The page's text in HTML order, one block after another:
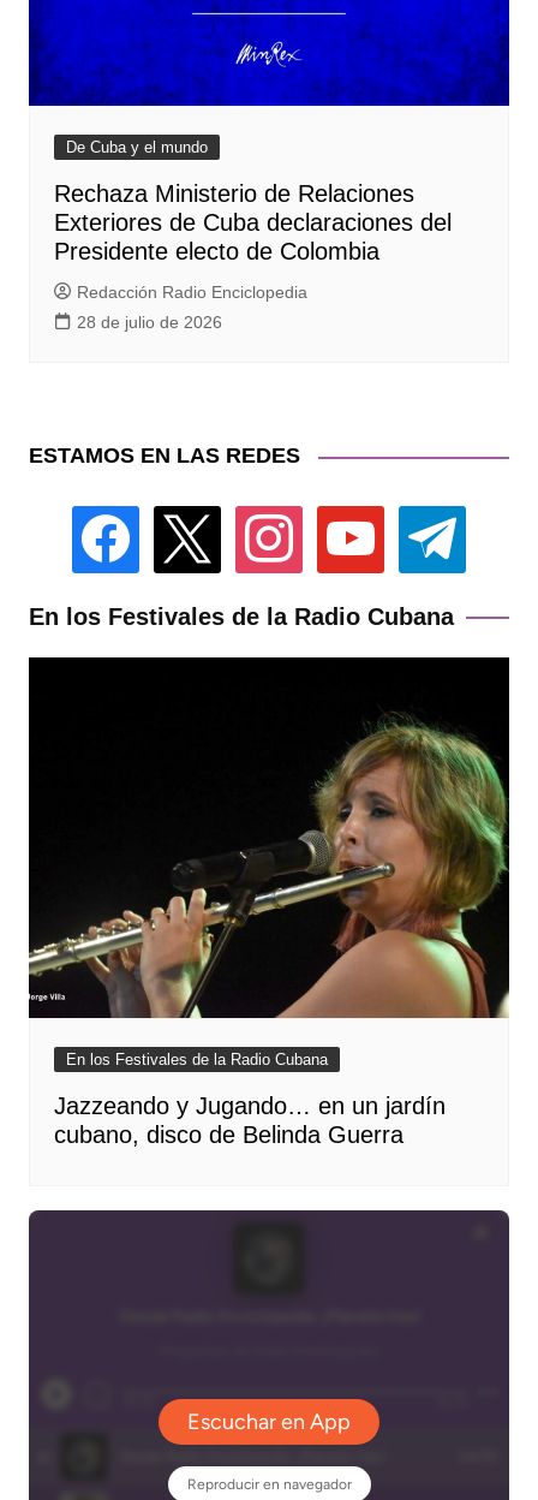
De Cuba y el mundo
Rechaza Ministerio de Relaciones
Exteriores de Cuba declaraciones del
Presidente electo de Colombia
Redacción Radio Enciclopedia
28 de julio de 2026
ESTAMOS EN LAS REDES
facebook instagram youtube telegram
En los Festivales de la Radio Cubana
En los Festivales de la Radio Cubana
Jazzeando y Jugando… en un jardín
cubano, disco de Belinda Guerra